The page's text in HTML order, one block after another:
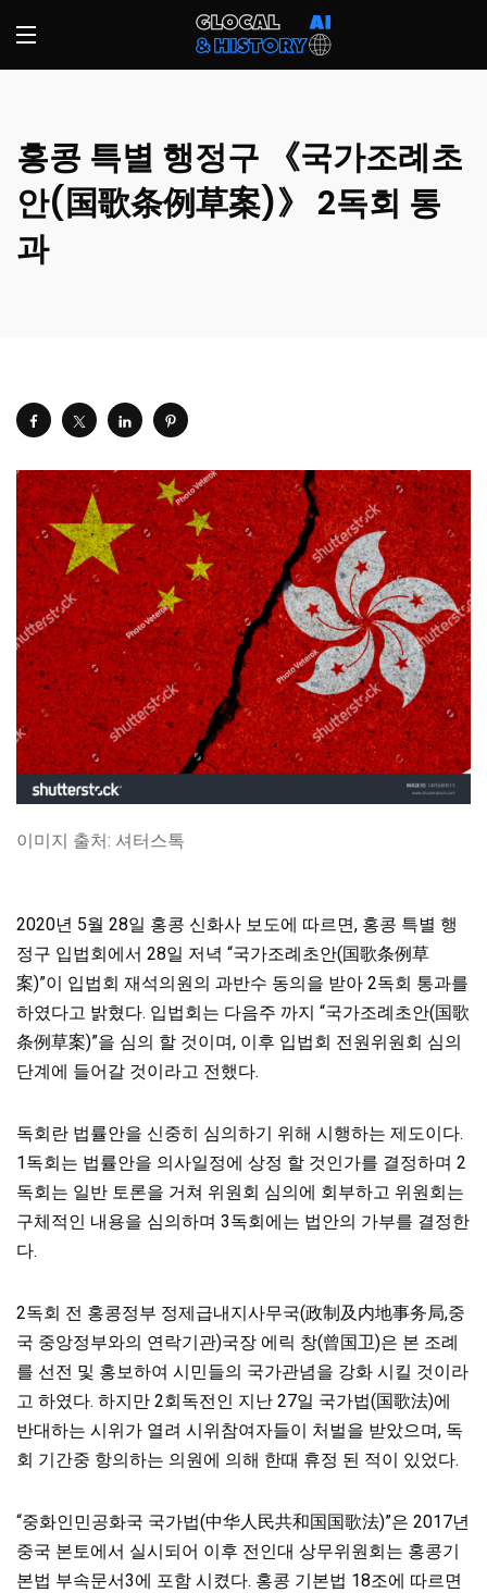
홍콩 특별 행정구 《국가조례초
안(国歌条例草案)》 2독회 통
과
이미지 출처: 셔터스톡
2020년 5월 28일 홍콩 신화사 보도에 따르면, 홍콩 특별 행
정구 입법회에서 28일 저녁 “국가조례초안(国歌条例草
案)”이 입법회 재석의원의 과반수 동의을 받아 2독회 통과를
하였다고 밝혔다. 입법회는 다음주 까지 “국가조례초안(国歌
条例草案)”을 심의 할 것이며, 이후 입법회 전원위원회 심의
단계에 들어갈 것이라고 전했다.
독회란 법률안을 신중히 심의하기 위해 시행하는 제도이다.
1독회는 법률안을 의사일정에 상정 할 것인가를 결정하며 2
독회는 일반 토론을 거쳐 위원회 심의에 회부하고 위원회는
구체적인 내용을 심의하며 3독회에는 법안의 가부를 결정한
다.
2독회 전 홍콩정부 정제급내지사무국(政制及内地事务局,중
국 중앙정부와의 연락기관)국장 에릭 창(曾国卫)은 본 조례
를 선전 및 홍보하여 시민들의 국가관념을 강화 시킬 것이라
고 하였다. 하지만 2회독전인 지난 27일 국가법(国歌法)에
반대하는 시위가 열려 시위참여자들이 처벌을 받았으며, 독
회 기간중 항의하는 의원에 의해 한때 휴정 된 적이 있었다.
“중화인민공화국 국가법(中华人民共和国国歌法)”은 2017년
중국 본토에서 실시되어 이후 전인대 상무위원회는 홍콩기
본법 부속문서3에 포함 시켰다. 홍콩 기본법 18조에 따르면